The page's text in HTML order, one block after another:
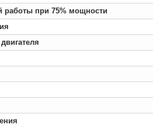
работы при 75% мощности